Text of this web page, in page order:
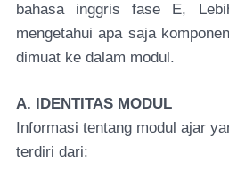
bahasa inggris fase E,
mengetahui apa saja
dimuat ke dalam modul.
A. IDENTITAS MODUL
Informasi tentang modul ajar
terdiri dari: